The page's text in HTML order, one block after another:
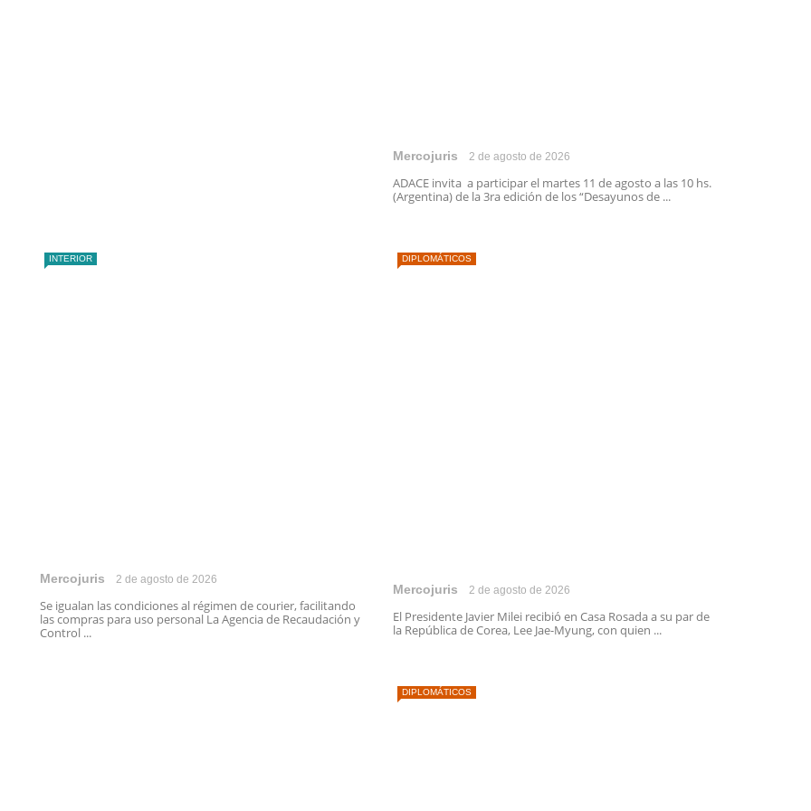
Mercojuris 2 de agosto de 2026
ADACE invita a participar el martes 11 de agosto a las 10 hs.
(Argentina) de la 3ra edición de los “Desayunos de ...
INTERIOR
Mercojuris 2 de agosto de 2026
Se igualan las condiciones al régimen de courier, facilitando
las compras para uso personal La Agencia de Recaudación y
Control ...
DIPLOMÁTICOS
Mercojuris 2 de agosto de 2026
El Presidente Javier Milei recibió en Casa Rosada a su par de
la República de Corea, Lee Jae-Myung, con quien ...
DIPLOMÁTICOS